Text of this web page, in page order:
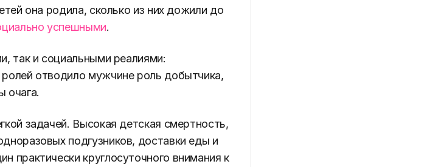
она родила, сколько из них дожили до
успешными.
так и социальными реалиями:
отводило мужчине роль добытчика,
очага.
задачей. Высокая детская смертность,
подгузников, доставки еды и
практически круглосуточного внимания к